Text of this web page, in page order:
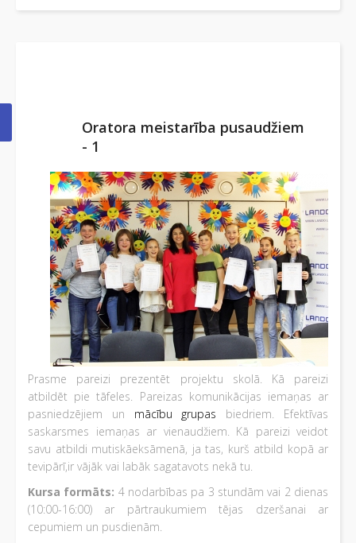
Oratora meistarība pusaudžiem
- 1
Prasme pareizi prezentēt projektu skolā. Kā pareizi
atbildēt pie tāfeles. Pareizas komunikācijas iemaņas ar
pasniedzējiem un mācību grupas biedriem. Efektīvas
saskarsmes iemaņas ar vienaudžiem. Kā pareizi veidot
savu atbildi mutiskāeksāmenā, ja tas, kurš atbild kopā ar
tevipārī,ir vājāk vai labāk sagatavots nekā tu.
Kursa formāts: 4 nodarbības pa 3 stundām vai 2 dienas
(10:00-16:00) ar pārtraukumiem tējas dzeršanai ar
cepumiem un pusdienām.